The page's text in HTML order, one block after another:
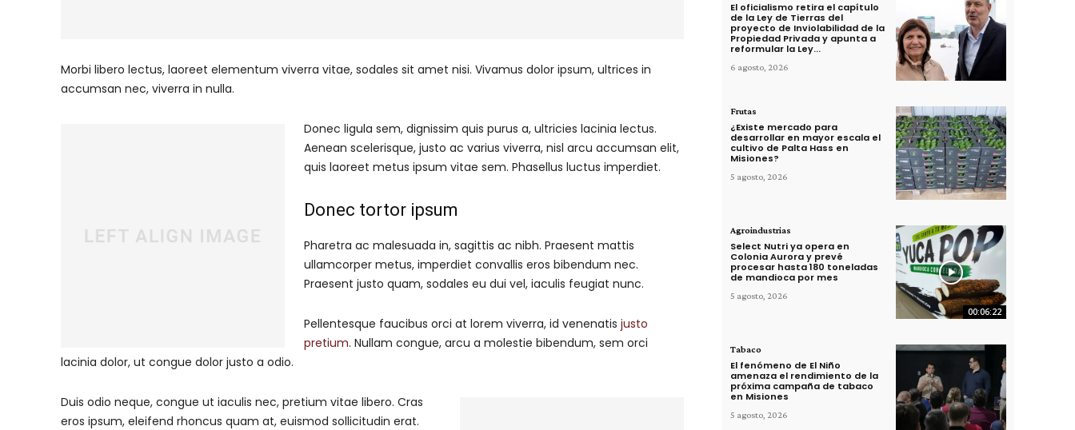
Morbi libero lectus, laoreet elementum viverra vitae, sodales sit amet nisi. Vivamus dolor ipsum, ultrices in
accumsan nec, viverra in nulla.
Donec ligula sem, dignissim quis purus a, ultricies lacinia lectus.
Aenean scelerisque, justo ac varius viverra, nisl arcu accumsan elit,
quis laoreet metus ipsum vitae sem. Phasellus luctus imperdiet.
Donec tortor ipsum
Pharetra ac malesuada in, sagittis ac nibh. Praesent mattis
ullamcorper metus, imperdiet convallis eros bibendum nec.
Praesent justo quam, sodales eu dui vel, iaculis feugiat nunc.
Pellentesque faucibus orci at lorem viverra, id venenatis justo
pretium. Nullam congue, arcu a molestie bibendum, sem orci
lacinia dolor, ut congue dolor justo a odio.
Duis odio neque, congue ut iaculis nec, pretium vitae libero. Cras
eros ipsum, eleifend rhoncus quam at, euismod sollicitudin erat.
El oficialismo retira el capítulo
de la Ley de Tierras del
proyecto de Inviolabilidad de la
Propiedad Privada y apunta a
reformular la Ley...
6 agosto, 2026
Frutas
¿Existe mercado para
desarrollar en mayor escala el
cultivo de Palta Hass en
Misiones?
5 agosto, 2026
00:06:22
Agroindustrias
Select Nutri ya opera en
Colonia Aurora y prevé
procesar hasta 180 toneladas
de mandioca por mes
5 agosto, 2026
Tabaco
El fenómeno de El Niño
amenaza el rendimiento de la
próxima campaña de tabaco
en Misiones
5 agosto, 2026